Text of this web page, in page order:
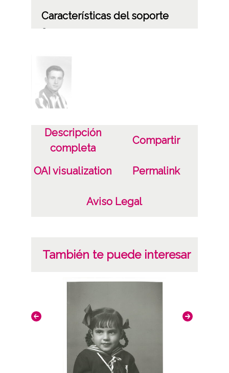
Características del soporte
C
19610101
19611231
1961, enero, 1 a 1961, diciembre, 31
Notas
ES.01059.ATHA.SCH.PC-049871 /*|*/
originales: Celuloide 4x6, nº 2838
Licencia de las imágenes
Descripción
completa
Compartir
OAI visualization Permalink
Aviso Legal
También te puede interesar